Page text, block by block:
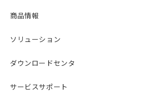
商品情報
ソリューション
ダウンロードセンタ
サービスサポート